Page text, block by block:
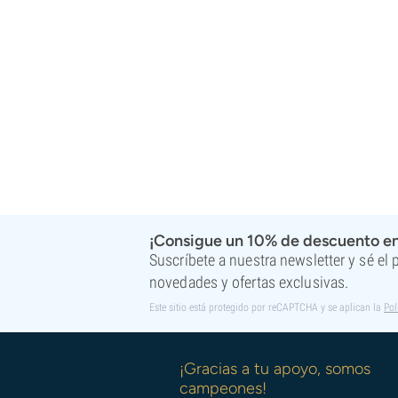
¡Consigue un 10% de descuento
Suscríbete a nuestra newsletter y sé el
novedades y ofertas exclusivas.
Este sitio está protegido por reCAPTCHA y se aplican la
¡Gracias a tu apoyo, somos
campeones!